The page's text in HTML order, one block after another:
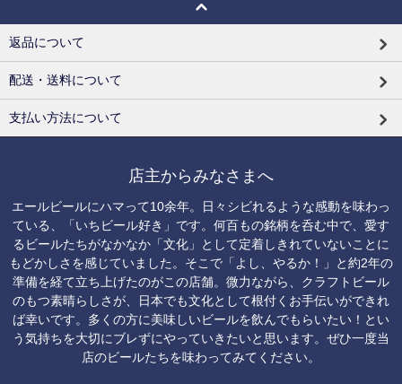
返品について
配送・送料について
支払い方法について
店主からみなさまへ
エールビールにハマって10余年。日々シビれるような感動を味わっ
ている、「いちビール好き」です。何百もの銘柄を呑む中で、愛す
るビールたちがなかなか「文化」として定着しきれていないことに
もどかしさを感じていました。そこで「よし、やるか！」と約2年の
準備を経て立ち上げたのがこの店舗。微力ながら、クラフトビール
のもつ素晴らしさが、日本でも文化として根付くお手伝いができれ
ば幸いです。多くの方に美味しいビールを飲んでもらいたい！とい
う気持ちを大切にブレずにやっていきたいと思います。ぜひ一度当
店のビールたちを味わってみてください。